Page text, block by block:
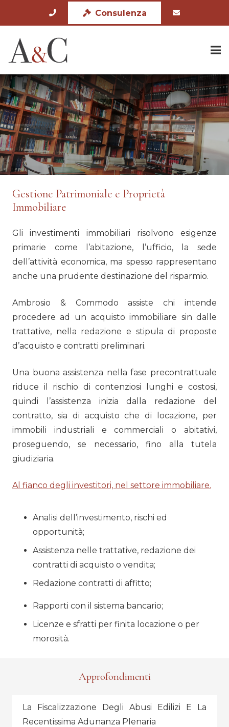
Consulenza
Gestione Patrimoniale e Proprietà
Immobiliare
Gli investimenti immobiliari risolvono esigenze
primarie come l’abitazione, l’ufficio, la sede
dell’attività economica, ma spesso rappresentano
anche una prudente destinazione del risparmio.
Ambrosio & Commodo assiste chi intende
procedere ad un acquisto immobiliare sin dalle
trattative, nella redazione e stipula di proposte
d’acquisto e contratti preliminari.
Una buona assistenza nella fase precontrattuale
riduce il rischio di contenziosi lunghi e costosi,
quindi l’assistenza inizia dalla redazione del
contratto, sia di acquisto che di locazione, per
immobili industriali e commerciali o abitativi,
proseguendo, se necessario, fino alla tutela
giudiziaria.
Al fianco degli investitori, nel settore immobiliare.
Analisi dell’investimento, rischi ed
opportunità;
Assistenza nelle trattative, redazione dei
contratti di acquisto o vendita;
Redazione contratti di affitto;
Rapporti con il sistema bancario;
Licenze e sfratti per finita locazione o per
morosità.
Approfondimenti
La Fiscalizzazione Degli Abusi Edilizi E La
Recentissima Adunanza Plenaria